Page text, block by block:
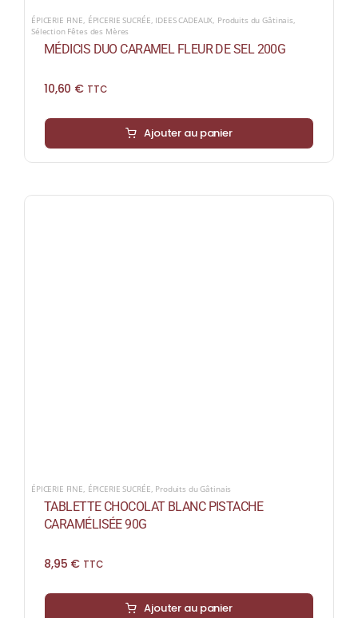
ÉPICERIE FINE ÉPICERIE SUCRÉE IDEES CADEAUX Produits du Gâtinais
Sélection Fêtes des Mères
MÉDICIS DUO CARAMEL FLEUR DE SEL 200G
10,60 € TTC
Ajouter au panier
ÉPICERIE FINE ÉPICERIE SUCRÉE Produits du Gâtinais
TABLETTE CHOCOLAT BLANC PISTACHE
CARAMÉLISÉE 90G
8,95 € TTC
Ajouter au panier